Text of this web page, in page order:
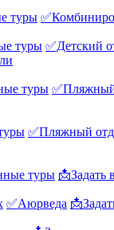
туры
туры ✅Детский
туры
✅Пляжный
туры 📩Задать
✅Аюрведа